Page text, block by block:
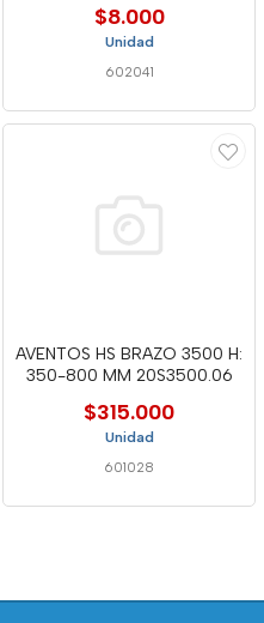
$8.000
Unidad
602041
AVENTOS HS BRAZO 3500 H:
350-800 MM 20S3500.06
$315.000
Unidad
601028